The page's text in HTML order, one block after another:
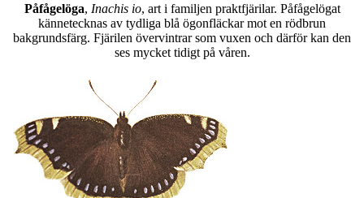
Påfågelöga, Inachis io, art i familjen praktfjärilar. Påfågelögat
kännetecknas av tydliga blå ögonfläckar mot en rödbrun
bakgrundsfärg. Fjärilen övervintrar som vuxen och därför kan den
ses mycket tidigt på våren.